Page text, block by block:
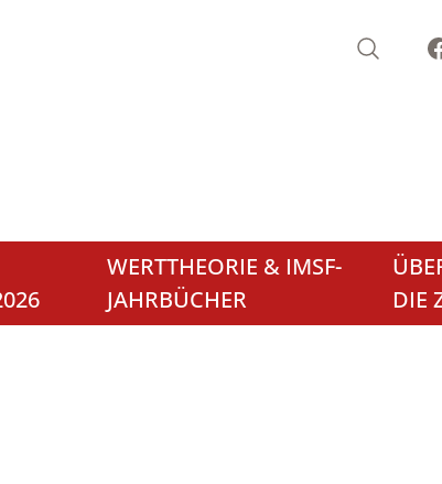
Search
WERTTHEORIE & IMSF-
JAHRBÜCHER
DIE